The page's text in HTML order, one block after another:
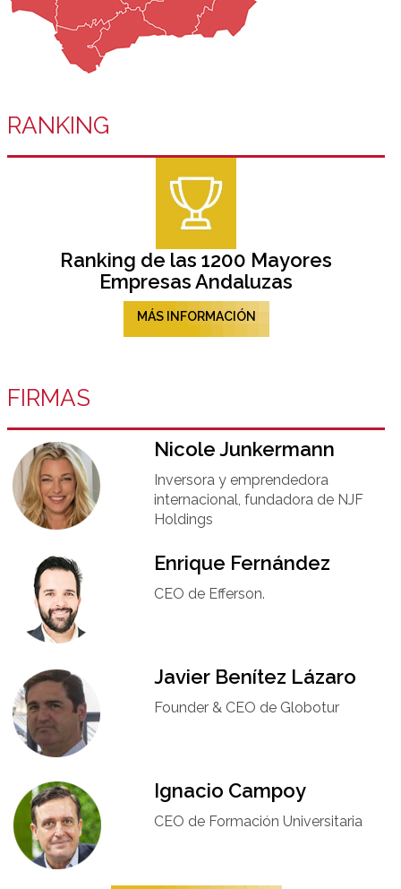
RANKING
Ranking de las 1200 Mayores
Empresas Andaluzas
MÁS INFORMACIÓN
FIRMAS
Nicole Junkermann​
Inversora y emprendedora
internacional, fundadora de NJF
Holdings
Enrique Fernández
CEO de Efferson.
Javier Benítez Lázaro
Founder & CEO de Globotur​
Ignacio Campoy​
CEO de Formación Universitaria​